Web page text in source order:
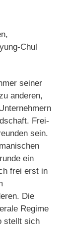
Chul
seiner
anderen,
Frei-
sein.
ein
frei erst in
Die
Regime
stellt sich